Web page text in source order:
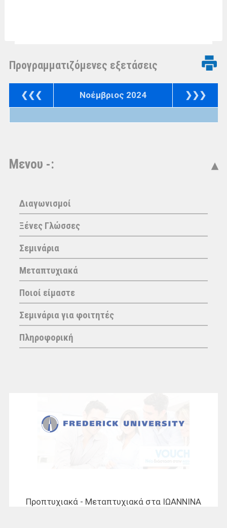
Προγραμματιζόμενες εξετάσεις
❮❮❮ Νοέμβριος 2024 ❯❯❯
Μενου -:
Διαγωνισμοί
Ξένες Γλώσσες
Σεμινάρια
Μεταπτυχιακά
Ποιοί είμαστε
Σεμινάρια για φοιτητές
Πληροφορική
Προπτυχιακά - Μεταπτυχιακά στα ΙΩΑΝΝΙΝΑ